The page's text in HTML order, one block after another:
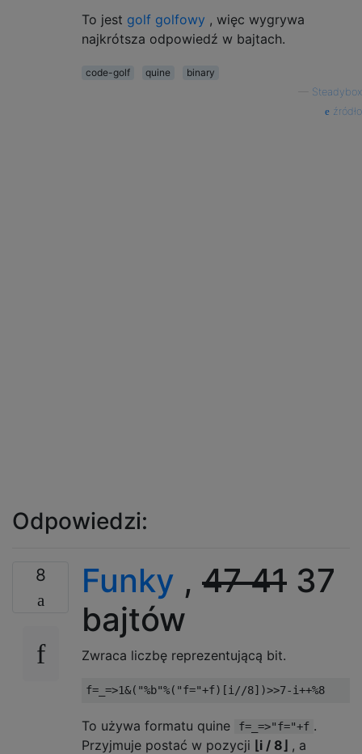
To jest golf golfowy , więc wygrywa
najkrótsza odpowiedź w bajtach.
code-golf quine
binary
Steadybox
źródło
Odpowiedzi:
8 Funky , 4741 37
bajtów
Zwraca liczbę reprezentującą bit.
To używa formatu quine f=_=>"f="+f .
Przyjmuje postać w pozycji
⌊i / 8⌋
, a